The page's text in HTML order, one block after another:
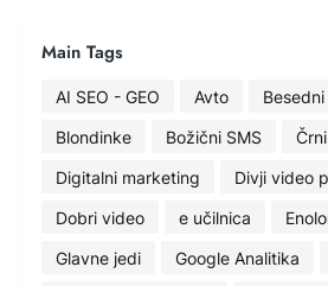
Main Tags
AI SEO - GEO Avto
Blondinke
Božični SMS
Digitalni marketing
Divji video
Dobri video
e učilnica
Glavne jedi
Google Analitika